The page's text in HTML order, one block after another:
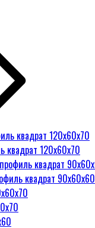
квадрат 120х60х70
квадрат 90х60х60